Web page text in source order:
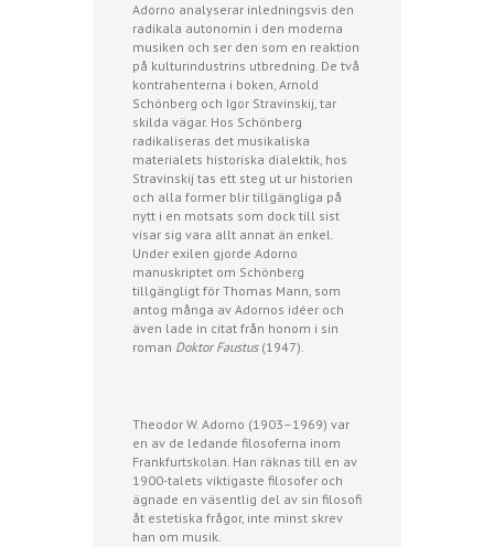
Adorno analyserar inledningsvis den
radikala autonomin i den moderna
musiken och ser den som en reaktion
på kulturindustrins utbredning. De två
kontrahenterna i boken, Arnold
Schönberg och Igor Stravinskij, tar
skilda vägar. Hos Schönberg
radikaliseras det musikaliska
materialets historiska dialektik, hos
Stravinskij tas ett steg ut ur historien
och alla former blir tillgängliga på
nytt i en motsats som dock till sist
visar sig vara allt annat än enkel.
Under exilen gjorde Adorno
manuskriptet om Schönberg
tillgängligt för Thomas Mann, som
antog många av Adornos idéer och
även lade in citat från honom i sin
roman Doktor Faustus (1947).
Theodor W. Adorno (1903–1969) var
en av de ledande filosoferna inom
Frankfurtskolan. Han räknas till en av
1900-talets viktigaste filosofer och
ägnade en väsentlig del av sin filosofi
åt estetiska frågor, inte minst skrev
han om musik.